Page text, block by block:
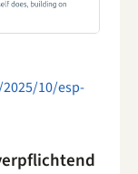
10/esp-